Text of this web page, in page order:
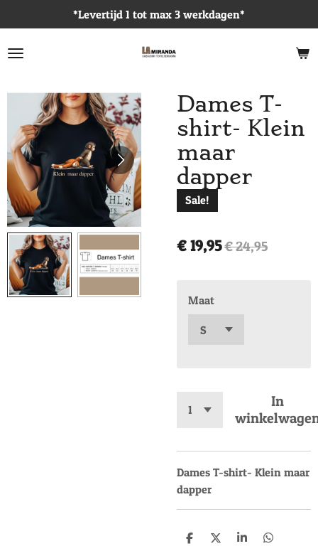
direct
naar
*Levertijd 1 tot max 3 werkdagen*
Dames T-
shirt- Klein
maar
dapper
Sale!
€ 19,95€ 24,95
Maat
In
Dames T-shirt- Klein maar
dapper
D
D
S
D